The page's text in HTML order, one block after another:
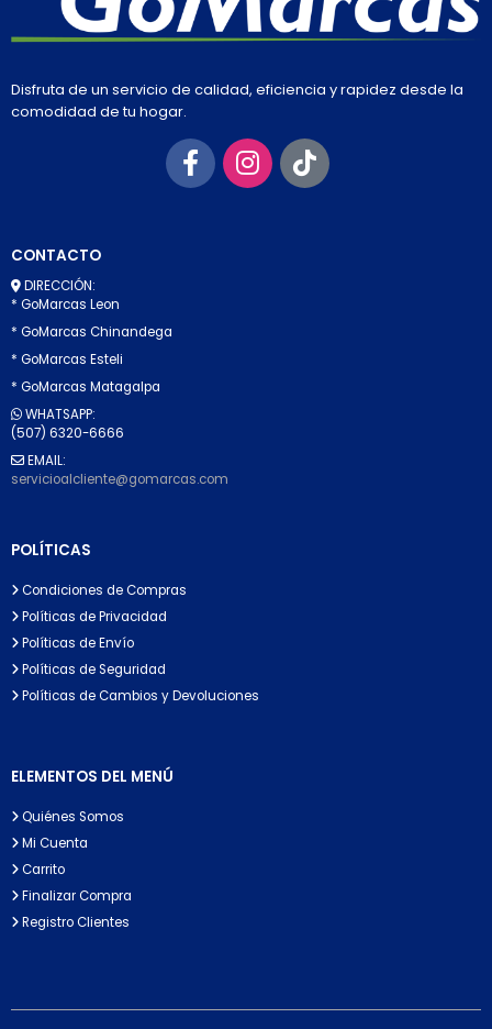
Disfruta de un servicio de calidad, eficiencia y rapidez desde la
comodidad de tu hogar.
CONTACTO
DIRECCIÓN:
* GoMarcas Leon
* GoMarcas Chinandega
* GoMarcas Esteli
* GoMarcas Matagalpa
WHATSAPP:
(507) 6320-6666
EMAIL:
servicioalcliente@gomarcas.com
POLÍTICAS
Condiciones de Compras
Políticas de Privacidad
Políticas de Envío
Políticas de Seguridad
Políticas de Cambios y Devoluciones
ELEMENTOS DEL MENÚ
Quiénes Somos
Mi Cuenta
Carrito
Finalizar Compra
Registro Clientes